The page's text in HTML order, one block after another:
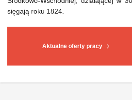
Aktualne oferty pracy
sięgają roku 1824.